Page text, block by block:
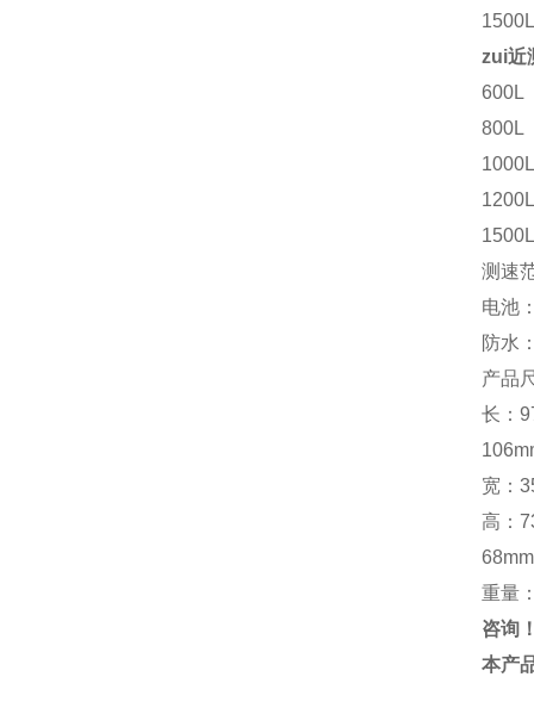
zui近
测速
电池
防水
产品
长：
宽：
高：
重量
咨询
本产